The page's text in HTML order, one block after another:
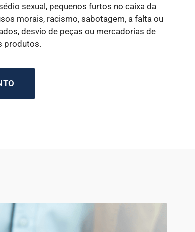
sexual, pequenos furtos no caixa da
morais, racismo, sabotagem, a falta ou
desvio de peças ou mercadorias de
produtos.